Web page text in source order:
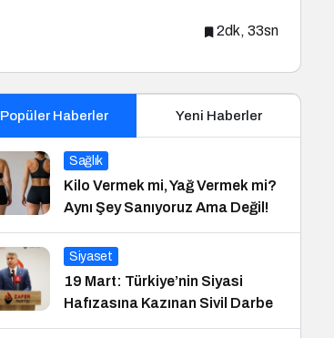
2dk, 33sn
Popüler Haberler Yeni Haberler
Sağlık
Kilo Vermek mi, Yağ Vermek mi?
Aynı Şey Sanıyoruz Ama Değil!
Siyaset
19 Mart: Türkiye’nin Siyasi
Hafızasına Kazınan Sivil Darbe